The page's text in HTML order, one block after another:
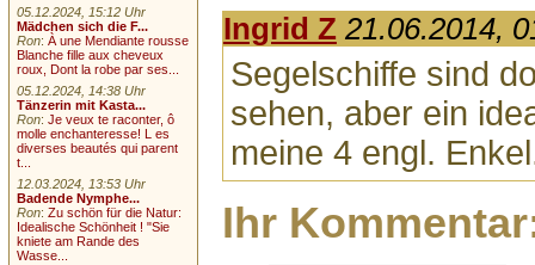
Ingrid Z 21.06.2014,
Segelschiffe sind
sehen, aber ein
meine 4 engl.
Ihr
05.12.2024, 15:12 Uhr
Mädchen sich die F...
Ron:À une Mendiante rousse
Blanche fille aux cheveux
roux, Dont la robe par ses...
05.12.2024, 14:38 Uhr
Tänzerin mit Kasta...
Ron:Je veux te raconter, ô
molle enchanteresse! L es
diverses beautés qui parent
t...
12.03.2024, 13:53 Uhr
Badende Nymphe...
Ron:Zu schön für die Natur:
Idealische Schönheit ! "Sie
kniete am Rande des
Wasse...